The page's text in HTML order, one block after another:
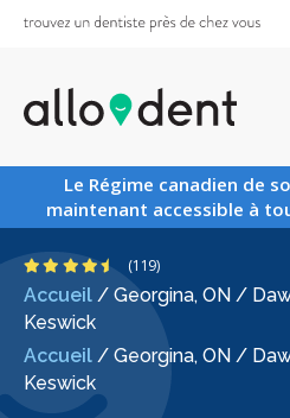
Le Régime canadien de
maintenant accessible à
Accueil / Georgina, ON /
Keswick
Accueil / Georgina, ON /
Keswick
4.7 étoiles
(119)